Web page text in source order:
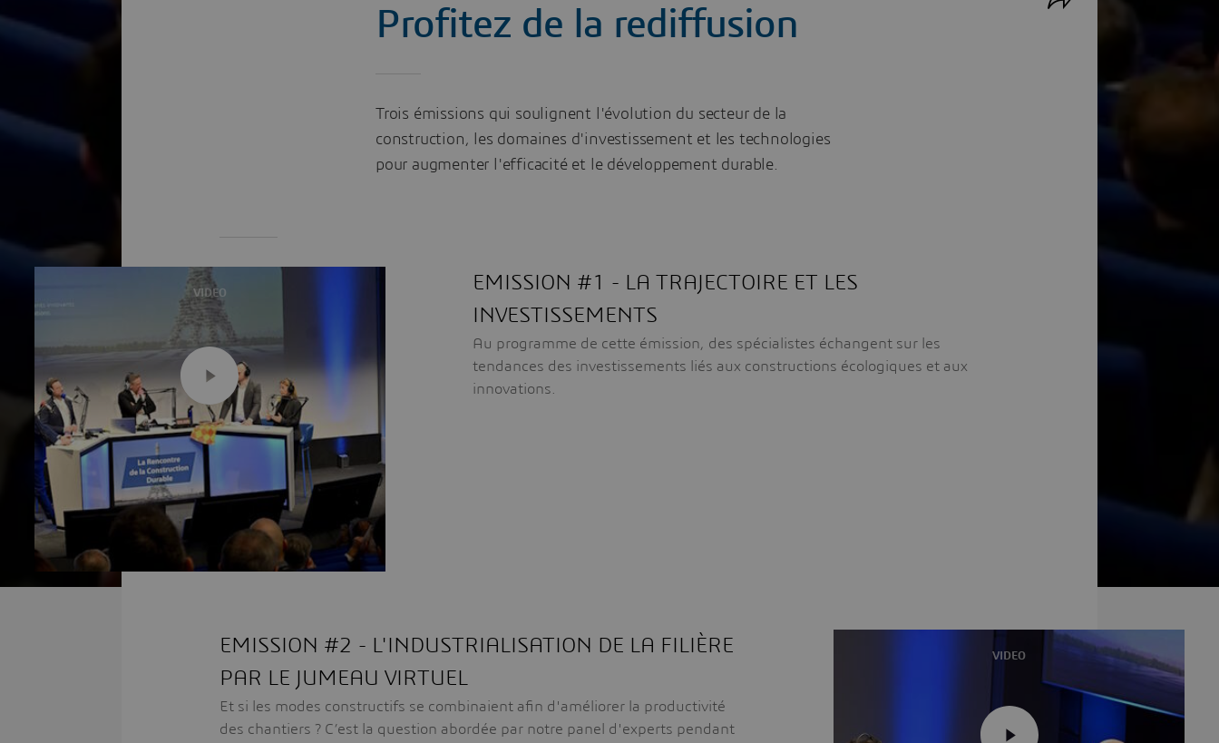
Profitez de la rediffusion
Trois émissions qui soulignent l'évolution du secteur de la
construction, les domaines d'investissement et les technologies
pour augmenter l'efficacité et le développement durable.
VIDEO
EMISSION #1 - LA TRAJECTOIRE ET LES
INVESTISSEMENTS
Au programme de cette émission, des spécialistes échangent sur les
tendances des investissements liés aux constructions écologiques et aux
innovations.
VIDEO
EMISSION #2 - L'INDUSTRIALISATION DE LA FILIÈRE
PAR LE JUMEAU VIRTUEL
Et si les modes constructifs se combinaient afin d'améliorer la productivité
des chantiers ? C’est la question abordée par notre panel d'experts pendant